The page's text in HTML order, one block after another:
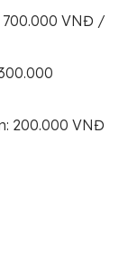
700.000 VNĐ /
200.000 VNĐ